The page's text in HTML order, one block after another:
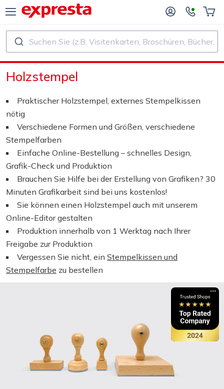
Druck
Aufkleber und Etiketten
Kalender
Stempel herstellen
PRODUKTE
VERLAGE UND AUTOREN
BUCHVERLAGE
Suchen Sie (z.B. Visitenkarten, Broschüren, Bücher, ...)
Holzstempel
Praktischer Holzstempel, externes Stempelkissen
nötig
Verschiedene Formen und Größen, verschiedene
Stempelfarben
Einfache Online-Bestellung – schnelles Design,
Grafik-Check und Produktion
Brauchen Sie Hilfe bei der Erstellung von Grafiken? 30
Minuten Grafikarbeit sind bei uns kostenlos!
Sie können einen Holzstempel auch mit unserem
Online-Editor gestalten
Produktion innerhalb von 1 Werktag nach Ihrer
Freigabe zur Produktion
Vergessen Sie nicht, ein Stempelkissen und
Stempelfarbe zu bestellen